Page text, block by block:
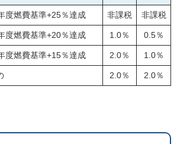
燃費基準+25％達成 非課税 非課税
燃費基準+20％達成 1.0％ 0.5％
燃費基準+15％達成 2.0％ 1.0％
2.0％ 2.0％